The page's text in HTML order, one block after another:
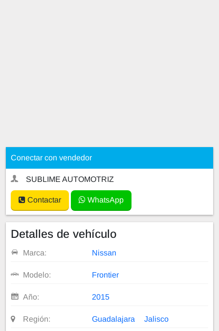
Conectar con vendedor
SUBLIME AUTOMOTRIZ
Contactar WhatsApp
Detalles de vehículo
Marca: Nissan
Modelo: Frontier
Año: 2015
Región: Guadalajara Jalisco